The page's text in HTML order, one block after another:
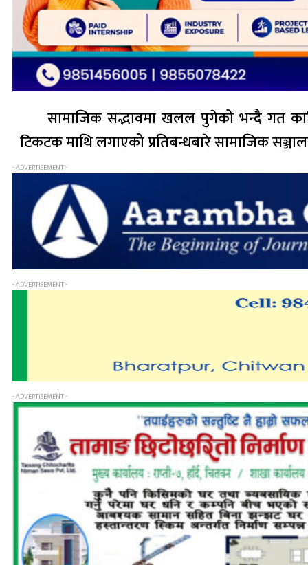
सामाजिक सद्भावमा खलल पुगेको भन्दै गत
टिकटक माथि लगाएको प्रतिबन्धबारे सामाजिक
- ADVERTISEMENT -
- ADVERTISEMENT -
- ADVERTISEMENT -